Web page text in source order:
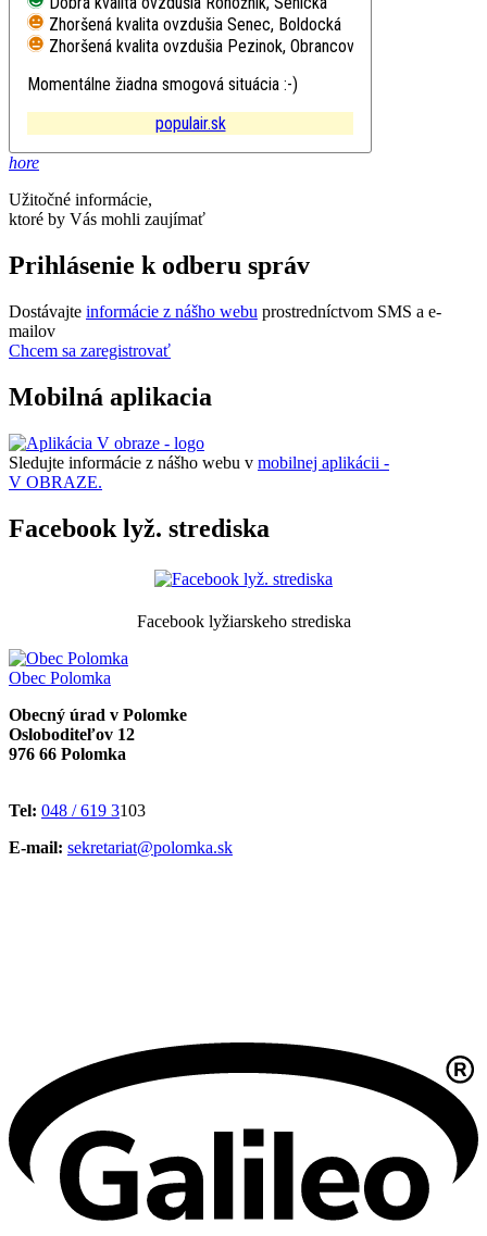
Zhoršená kvalita ovzdušia Senec, Boldocká
Zhoršená kvalita ovzdušia Pezinok, Obrancov mieru
Momentálne žiadna smogová situácia :-)
populair.sk
hore
Užitočné informácie,
ktoré by Vás mohli zaujímať
Prihlásenie k odberu správ
Dostávajte informácie z nášho webu prostredníctvom SMS a e-
mailov
Chcem sa zaregistrovať
Mobilná aplikacia
Sledujte informácie z nášho webu v mobilnej aplikácii -
V OBRAZE.
Facebook lyž. strediska
Facebook lyžiarskeho strediska
Obec Polomka
Obecný úrad v Polomke
Osloboditeľov 12
976 66 Polomka
Tel: 048 / 619 3103
E-mail: sekretariat@polomka.sk